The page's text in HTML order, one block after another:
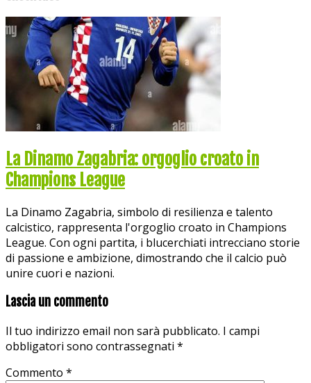
La Dinamo Zagabria: orgoglio croato in
Champions League
La Dinamo Zagabria, simbolo di resilienza e talento
calcistico, rappresenta l'orgoglio croato in Champions
League. Con ogni partita, i blucerchiati intrecciano storie
di passione e ambizione, dimostrando che il calcio può
unire cuori e nazioni.
Lascia un commento
Il tuo indirizzo email non sarà pubblicato. I campi
obbligatori sono contrassegnati *
Commento *